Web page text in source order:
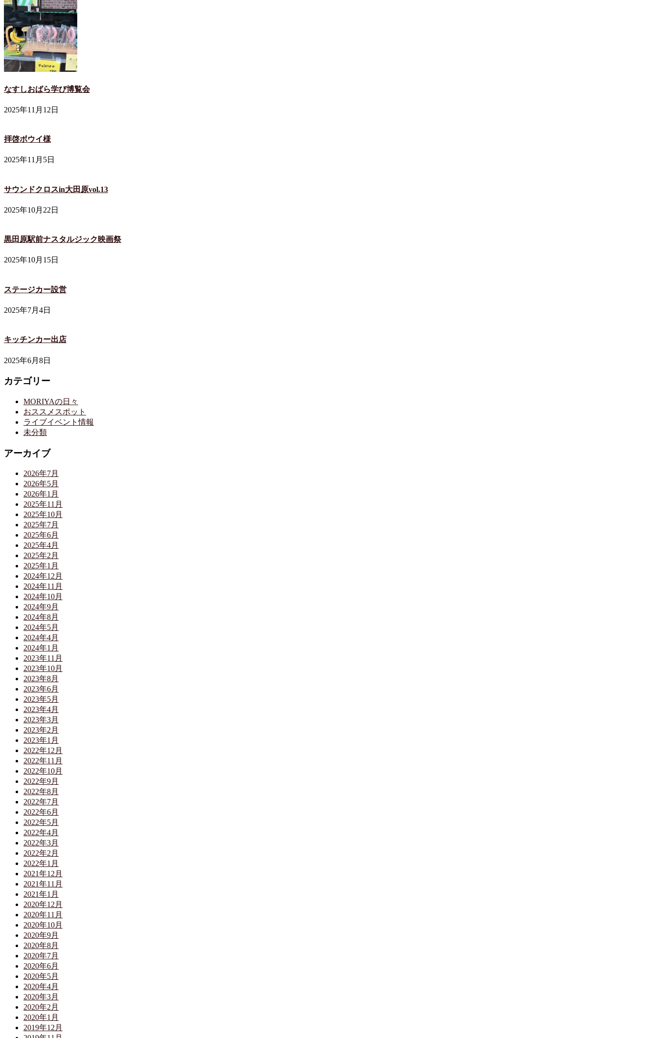
なすしおばら学び博覧会
2025年11月12日
拝啓ボウイ様
2025年11月5日
サウンドクロスin大田原vol.13
2025年10月22日
黒田原駅前ナスタルジック映画祭
2025年10月15日
ステージカー設営
2025年7月4日
キッチンカー出店
2025年6月8日
カテゴリー
MORIYAの日々
おススメスポット
ライブイベント情報
未分類
アーカイブ
2026年7月
2026年5月
2026年1月
2025年11月
2025年10月
2025年7月
2025年6月
2025年4月
2025年2月
2025年1月
2024年12月
2024年11月
2024年10月
2024年9月
2024年8月
2024年5月
2024年4月
2024年1月
2023年11月
2023年10月
2023年8月
2023年6月
2023年5月
2023年4月
2023年3月
2023年2月
2023年1月
2022年12月
2022年11月
2022年10月
2022年9月
2022年8月
2022年7月
2022年6月
2022年5月
2022年4月
2022年3月
2022年2月
2022年1月
2021年12月
2021年11月
2021年1月
2020年12月
2020年11月
2020年10月
2020年9月
2020年8月
2020年7月
2020年6月
2020年5月
2020年4月
2020年3月
2020年2月
2020年1月
2019年12月